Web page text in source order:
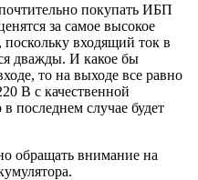
покупать ИБП
за самое высокое
поскольку входящий ток в
дважды. И какое бы
то на выходе все равно
В с качественной
последнем случае будет
обращать внимание на